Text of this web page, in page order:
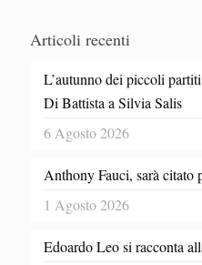
Articoli recenti
L’autunno dei piccoli
Di Battista a Silvia Salis
6 Agosto 2026
Anthony Fauci, sarà citato
1 Agosto 2026
Edoardo Leo si racconta